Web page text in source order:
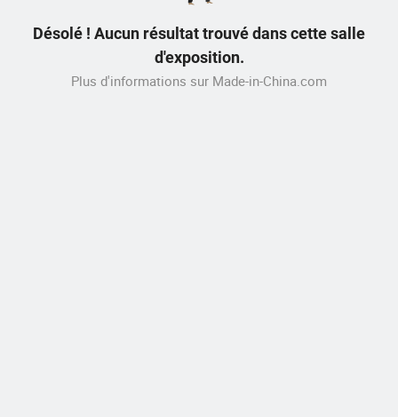
Désolé ! Aucun résultat trouvé dans cette salle
d'exposition.
Plus d'informations sur Made-in-China.com